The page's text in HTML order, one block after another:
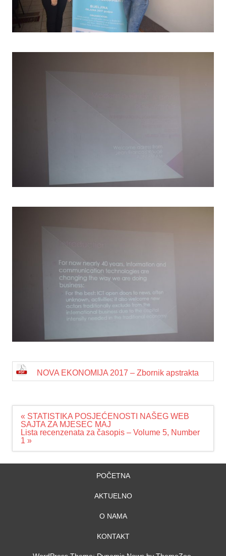
NOVA EKONOMIJA 2017 – Zbornik apstrakta
Navigacija
članaka
« STATISTIKA POSJEĆENOSTI NAŠEG WEB
SAJTA ZA MJESEC MAJ
Lista recenzenata za časopis – Volume 5, Number
1 »
POČETNA
AKTUELNO
O NAMA
KONTAKT